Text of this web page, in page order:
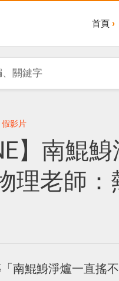
首頁
假影片
】南鯤
理老師：
南鯤鯓淨爐一直搖